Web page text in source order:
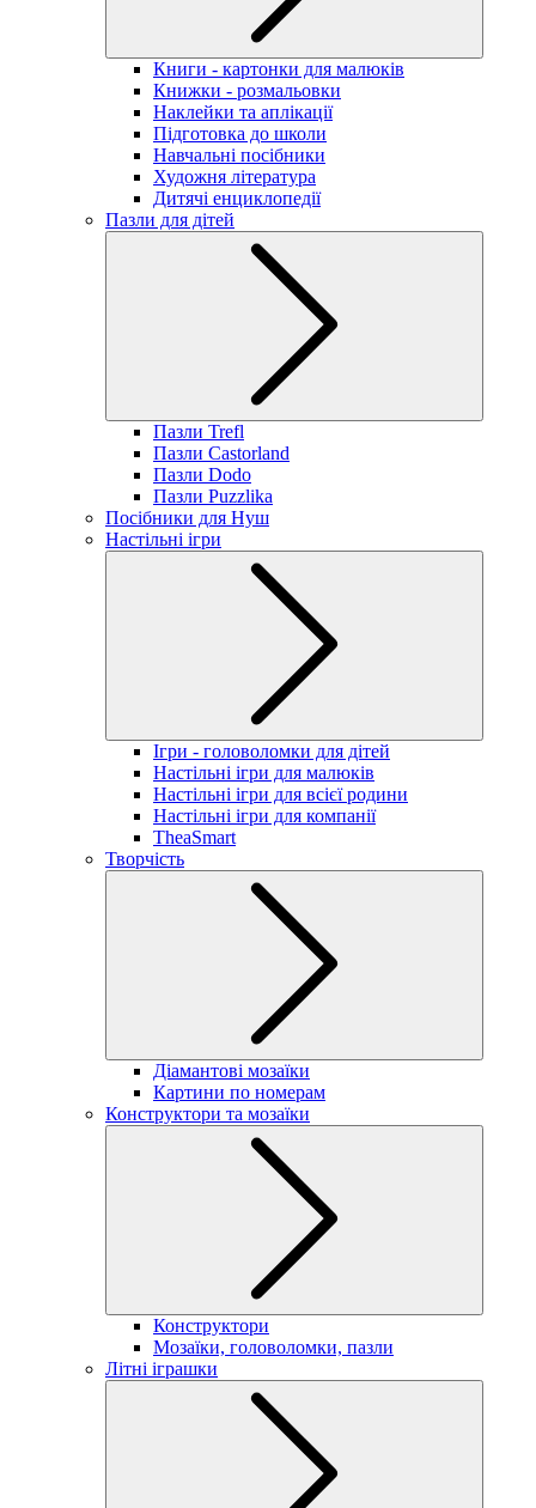
Книги - картонки для малюків
Книжки - розмальовки
Наклейки та аплікації
Підготовка до школи
Навчальні посібники
Художня література
Дитячі енциклопедії
Пазли для дітей
Пазли Trefl
Пазли Castorland
Пазли Dodo
Пазли Puzzlika
Посібники для Нуш
Настільні ігри
Ігри - головоломки для дітей
Настільні ігри для малюків
Настільні ігри для всієї родини
Настільні ігри для компанії
TheaSmart
Творчість
Діамантові мозаїки
Картини по номерам
Конструктори та мозаїки
Конструктори
Мозаїки, головоломки, пазли
Літні іграшки